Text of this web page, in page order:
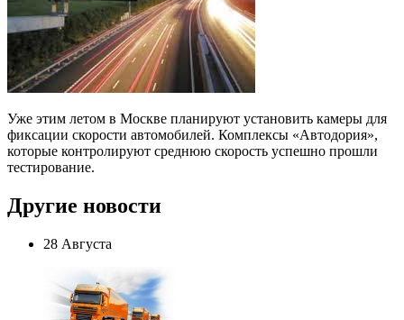
Уже этим летом в Москве планируют установить камеры для
фиксации скорости автомобилей. Комплексы «Автодория»,
которые контролируют среднюю скорость успешно прошли
тестирование.
Другие новости
28 Августа